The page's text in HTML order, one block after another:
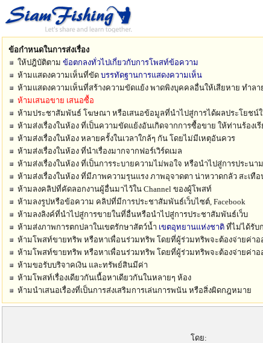
ข้อกำหนดในการส่งเรื่อง
ให้ปฎิบัติตาม ข้อตกลงทั่วไปเกี่ยวกับการโพสท์ข้อความ
ห้ามแสดงความเห็นที่ขัด บรรทัดฐานการแสดงความเห็น
ห้ามแสดงความเห็นที่สร้างความขัดแย้ง พาดพิงบุคคลอื่นให้เสียหาย ทำลา
ห้ามเสนอขาย เสนอซื้อ
ห้ามประชาสัมพันธ์ โฆษณา หรือเสนอข้อมูลที่นำไปสู่การได้ผลประโยชน์
ห้ามส่งเรื่องในห้อง ที่เป็นความขัดแย้งอันเกิดจากการซื้อขาย ให้ท่านร้องเรี
ห้ามส่งเรื่องในห้อง หลายครั้งในเวลาใกล้ๆ กัน โดยไม่มีเหตุอันควร
ห้ามส่งเรื่องในห้อง ที่นำเรื่องมากจากฟอร์เวิร์ดเมล
ห้ามส่งเรื่องในห้อง ที่เป็นการระบายความไม่พอใจ หรือนำไปสู่การประนาม
ห้ามส่งเรื่องในห้อง ที่มีภาพความรุนแรง ภาพอุจาดตา น่าหวาดกลัว สะเทื
ห้ามลงคลิปที่คัดลอกงานผู้อื่นมาไว้ใน Channel ของผู้โพสท์
ห้ามลงรูปหรือข้อความ คลิปที่มีการประชาสัมพันธ์เว็บไซต์, Facebook
ห้ามลงลิงค์ที่นำไปสู่การขายในที่อื่นหรือนำไปสู่การประชาสัมพันธ์เว็บ
ห้ามส่งภาพการตกปลาในเขตรักษาสัตว์น้ำ เขตอุทยานแห่งชาติ ที่ไม่ได้รับ
ห้ามโพสท์ขายทริพ หรือหาเพื่อนร่วมทริพ โดยที่ผู้ร่วมทริพจะต้องจ่ายค่าอ
ห้ามโพสท์ขายทริพ หรือหาเพื่อนร่วมทริพ โดยที่ผู้ร่วมทริพจะต้องจ่ายค่าอ
ห้ามขอรับบริจาคเงิน และทรัพย์สินมีค่า
ห้ามโพสท์เรื่องเดียวกันเนื้อหาเดียวกันในหลายๆ ห้อง
ห้ามนำเสนอเรื่องที่เป็นการส่งเสริมการเล่นการพนัน หรือสิ่งผิดกฎหมาย
โดย: